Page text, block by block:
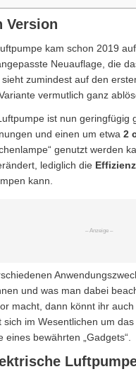
Version
kam schon 2019
Neuauflage, die
zumindest auf den
vermutlich ganz
ist nun
und einen um etwa 2
genutzt werden
lediglich die
kann.
und was man dabei
macht, dann könnt ihr
im Wesentlichen um
bewährten „Gadgets“.